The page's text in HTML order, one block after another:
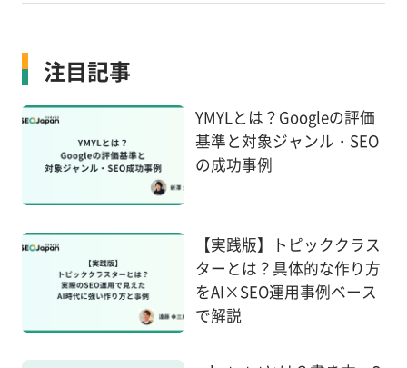
注目記事
YMYLとは？Googleの評価
基準と対象ジャンル・SEO
の成功事例
【実践版】トピッククラス
ターとは？具体的な作り方
をAI×SEO運用事例ベース
で解説